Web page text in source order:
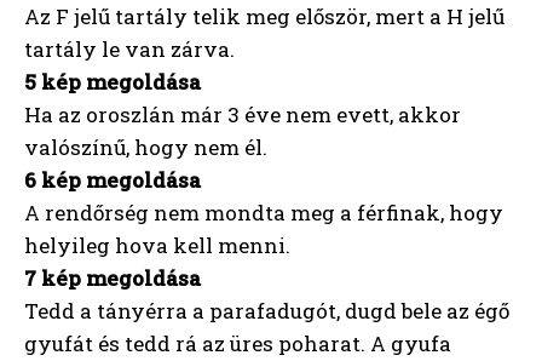
Az F jelű tartály telik meg először, mert a H jelű
tartály le van zárva.
5 kép megoldása
Ha az oroszlán már 3 éve nem evett, akkor
valószínű, hogy nem él.
6 kép megoldása
A rendőrség nem mondta meg a férfinak, hogy
helyileg hova kell menni.
7 kép megoldása
Tedd a tányérra a parafadugót, dugd bele az égő
gyufát és tedd rá az üres poharat. A gyufa